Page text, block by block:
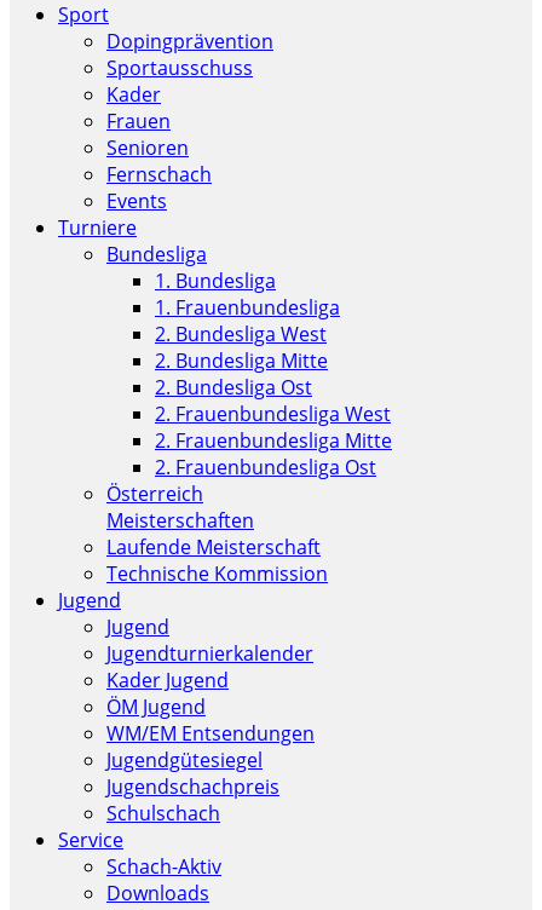
Sport
Dopingprävention
Sportausschuss
Kader
Frauen
Senioren
Fernschach
Events
Turniere
Bundesliga
1. Bundesliga
1. Frauenbundesliga
2. Bundesliga West
2. Bundesliga Mitte
2. Bundesliga Ost
2. Frauenbundesliga West
2. Frauenbundesliga Mitte
2. Frauenbundesliga Ost
Österreich
Meisterschaften
Laufende Meisterschaft
Technische Kommission
Jugend
Jugend
Jugendturnierkalender
Kader Jugend
ÖM Jugend
WM/EM Entsendungen
Jugendgütesiegel
Jugendschachpreis
Schulschach
Service
Schach-Aktiv
Downloads